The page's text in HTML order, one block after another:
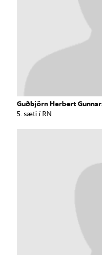
Guðbjörn Herbert
5. sæti í RN